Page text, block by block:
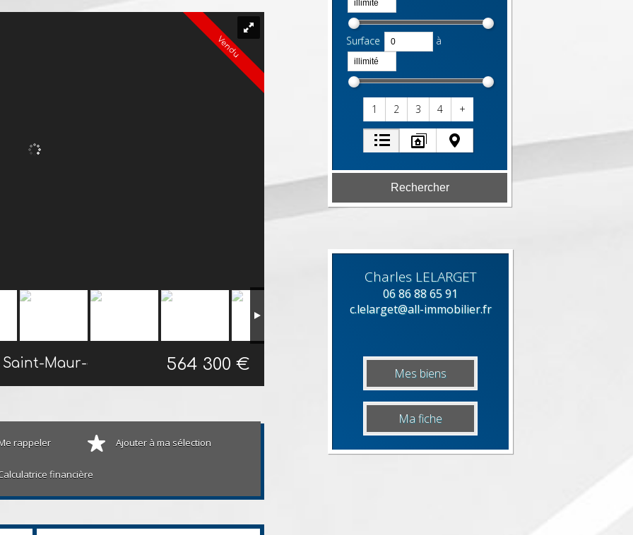
Surface à
1 2 3 4 +
Charles LELARGET
06 86 88 65 91
c.lelarget@all-immobilier.fr
Mes biens
Ma fiche
Vendu
70 m²
564 300 €
rappeler Ajouter à ma sélection
financière